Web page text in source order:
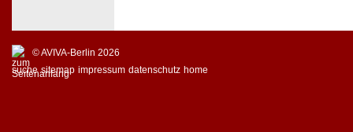
© AVIVA-Berlin 2026
suche sitemap impressum datenschutz home